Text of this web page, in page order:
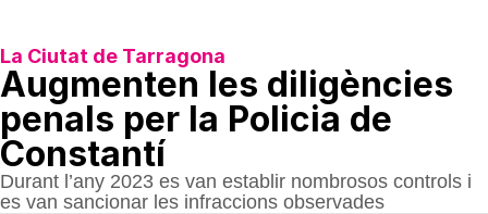
La Ciutat de Tarragona
Augmenten les diligències
penals per la Policia de
Constantí
Durant l’any 2023 es van establir nombrosos controls i
es van sancionar les infraccions observades